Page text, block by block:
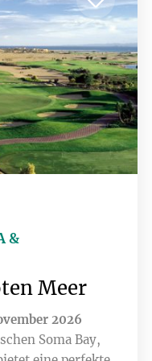
&
Meer
2026
Soma Bay,